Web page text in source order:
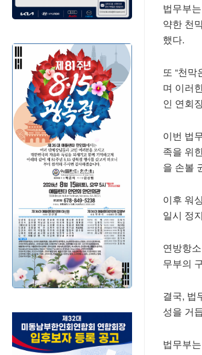
법무부
약한 천
했다.
또 “천
며 이러
인 연회
이번 법
족을 위
을 손볼
이후 워
일시 정
연방항
무부의
결국, 법
성을 거
법무부